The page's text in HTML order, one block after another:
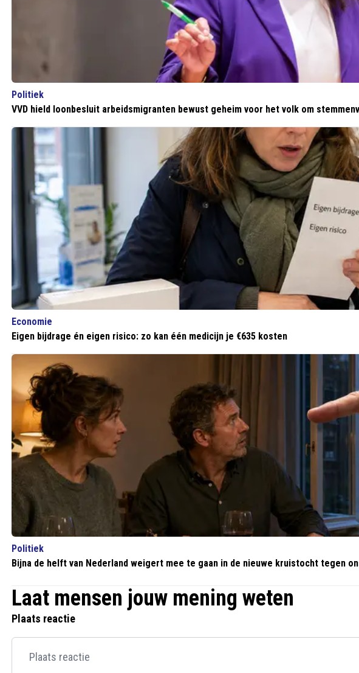
Politiek
VVD hield loonbesluit arbeidsmigranten bewust geheim voor het volk om
Economie
Eigen bijdrage én eigen risico: zo kan één medicijn je €635 kosten
Politiek
Bijna de helft van Nederland weigert mee te gaan in de nieuwe kruistocht tegen
Laat mensen jouw mening weten
Plaats reactie